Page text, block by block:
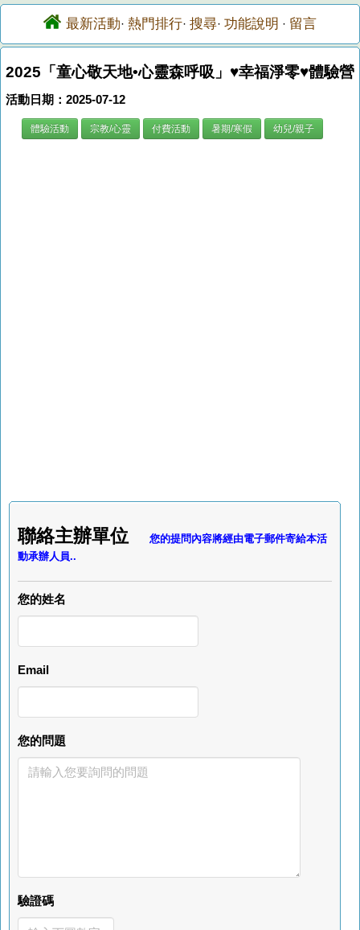
最新活動· 熱門排行· 搜尋· 功能說明 · 留言
2025「童心敬天地•心靈森呼吸」♥幸福淨零♥體驗營
活動日期：2025-07-12
體驗活動 宗教/心靈 付費活動 暑期/寒假 幼兒/親子
聯絡主辦單位您的提問內容將經由電子郵件寄給本活
動承辦人員..
您的姓名
Email
您的問題
驗證碼